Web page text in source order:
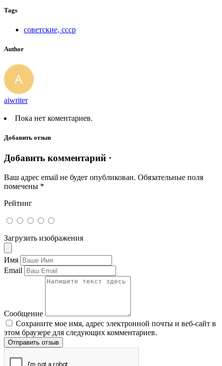
Tags
советские, ссср
Author
aiwriter
Пока нет коментариев.
Добавить отзыв
Добавить комментарий ·
Ваш адрес email не будет опубликован. Обязательные поля
помечены *
Рейтинг
Загрузить изображения
Имя
Email
Сообщение
Сохраните мое имя, адрес электронной почты и веб-сайт в
этом браузере для следующих комментариев.
Отправить отзыв